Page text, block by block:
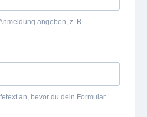
angeben, z. B.
an, bevor du dein Formular